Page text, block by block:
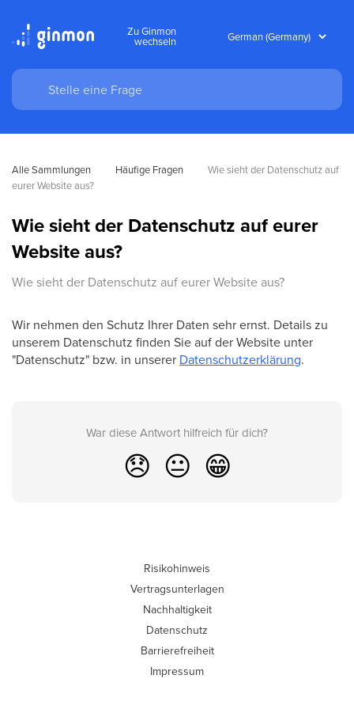
Zu Ginmon
wechseln
Alle Sammlungen Häufige Fragen
Wie sieht der Datenschutz auf
eurer Website aus?
Wie sieht der Datenschutz auf eurer
Website aus?
Wie sieht der Datenschutz auf eurer Website aus?
Wir nehmen den Schutz Ihrer Daten sehr ernst. Details zu
unserem Datenschutz finden Sie auf der Website unter
"Datenschutz" bzw. in unserer Datenschutzerklärung.
War diese Antwort hilfreich für dich?
😞 😐 😁
Risikohinweis
Vertragsunterlagen
Nachhaltigkeit
Datenschutz
Barrierefreiheit
Impressum